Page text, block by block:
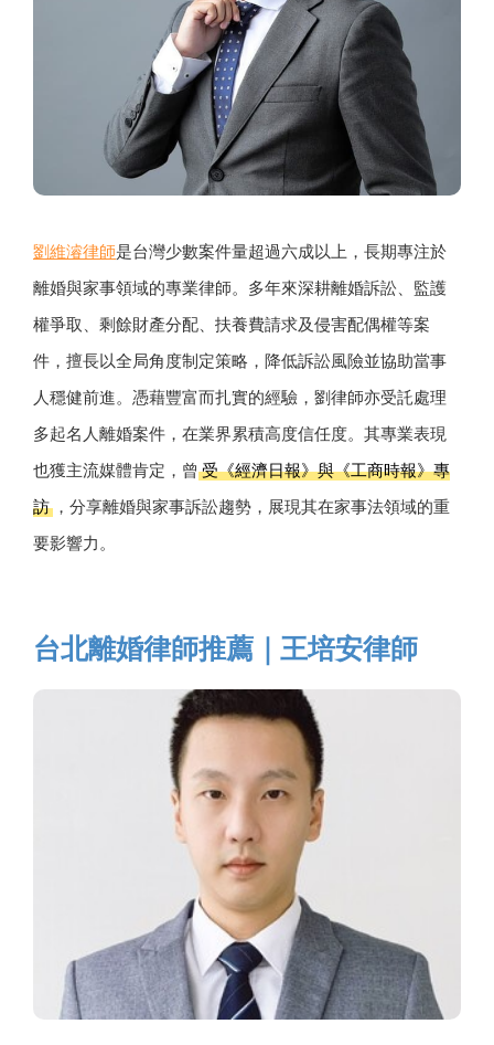
劉維濬律師是台灣少數案件量超過六成以上，長期專注於
離婚與家事領域的專業律師。多年來深耕離婚訴訟、監護
權爭取、剩餘財產分配、扶養費請求及侵害配偶權等案
件，擅長以全局角度制定策略，降低訴訟風險並協助當事
人穩健前進。憑藉豐富而扎實的經驗，劉律師亦受託處理
多起名人離婚案件，在業界累積高度信任度。其專業表現
也獲主流媒體肯定，曾 受《經濟日報》與《工商時報》專
訪 ，分享離婚與家事訴訟趨勢，展現其在家事法領域的重
要影響力。
台北離婚律師推薦｜王培安律師